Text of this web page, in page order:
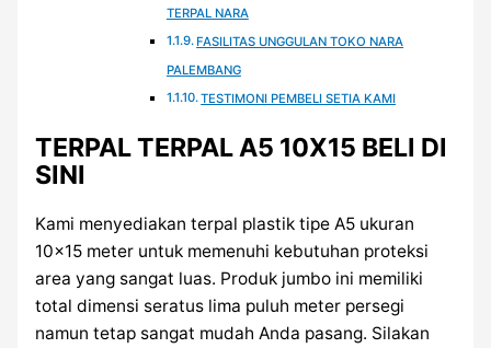
TERPAL NARA
FASILITAS UNGGULAN TOKO NARA
PALEMBANG
TESTIMONI PEMBELI SETIA KAMI
TERPAL TERPAL A5 10X15 BELI DI
SINI
Kami menyediakan terpal plastik tipe A5 ukuran
10×15 meter untuk memenuhi kebutuhan proteksi
area yang sangat luas. Produk jumbo ini memiliki
total dimensi seratus lima puluh meter persegi
namun tetap sangat mudah Anda pasang. Silakan